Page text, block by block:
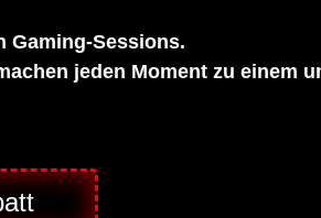
Gaming-Sessions.
jeden Moment zu einem